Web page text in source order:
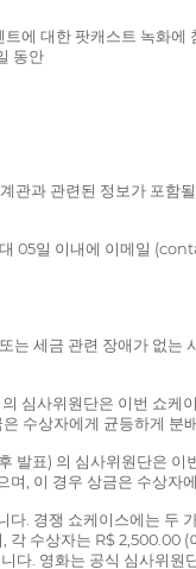
에 대한 팟캐스트 녹화
동안
과 관련된 정보가 포함
05일 이내에 이메일
는 세금 관련 장애가 없는
심사위원단은 이번 쇼
수상자에게 균등하게 분
표) 의 심사위원단은
, 이 경우 상금은 수상
. 경쟁 쇼케이스에는 두
수상자는 R$ 2,500.00
. 영화는 공식 심사위